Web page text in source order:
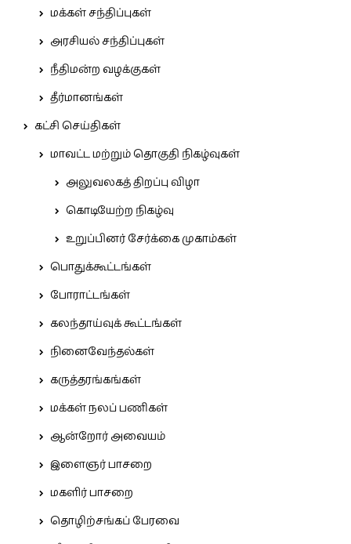
மக்கள் சந்திப்புகள்
அரசியல் சந்திப்புகள்
நீதிமன்ற வழக்குகள்
தீர்மானங்கள்
கட்சி செய்திகள்
மாவட்ட மற்றும் தொகுதி நிகழ்வுகள்
அலுவலகத் திறப்பு விழா
கொடியேற்ற நிகழ்வு
உறுப்பினர் சேர்க்கை முகாம்கள்
பொதுக்கூட்டங்கள்
போராட்டங்கள்
கலந்தாய்வுக் கூட்டங்கள்
நினைவேந்தல்கள்
கருத்தரங்கங்கள்
மக்கள் நலப் பணிகள்
ஆன்றோர் அவையம்
இளைஞர் பாசறை
மகளிர் பாசறை
தொழிற்சங்கப் பேரவை